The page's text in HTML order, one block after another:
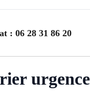
: 06 28 31 86 20